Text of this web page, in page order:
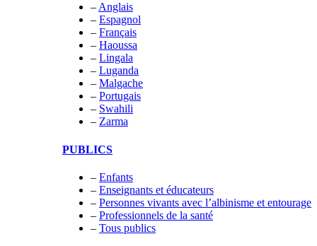
– Anglais
– Espagnol
– Français
– Haoussa
– Lingala
– Luganda
– Malgache
– Portugais
– Swahili
– Zarma
PUBLICS
– Enfants
– Enseignants et éducateurs
– Personnes vivants avec l’albinisme et entourage
– Professionnels de la santé
– Tous publics